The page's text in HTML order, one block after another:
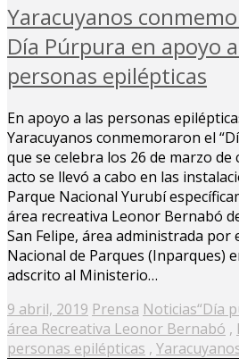
Yaracuyanos
Día Púrpura en apoyo
personas epilépticas
En apoyo a las personas
Yaracuyanos conmemoraron el
que se celebra los 26 de marzo de
acto se llevó a cabo en las
Parque Nacional Yurubí
área recreativa Leonor Bernabó
San Felipe, área administrada por
Nacional de Parques (Inparques)
adscrito al Ministerio…
Posted
on
9 abril, 2019 Prensa Noticias“Día
área Recreativa Leonor Bernabó ,
personas epilépticas ,